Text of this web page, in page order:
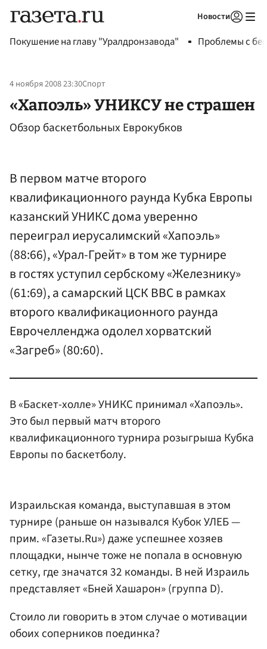
Новости
Покушение на главу "Уралдронзавода" Проблемы с
4 ноября 2008 23:30Спорт
«Хапоэль» УНИКСУ не страшен
Обзор баскетбольных Еврокубков
В первом матче второго
квалификационного раунда Кубка Европы
казанский УНИКС дома уверенно
переиграл иерусалимский «Хапоэль»
(88:66), «Урал-Грейт» в том же турнире
в гостях уступил сербскому «Железнику»
(61:69), а самарский ЦСК ВВС в рамках
второго квалификационного раунда
Еврочелленджа одолел хорватский
«Загреб» (80:60).
В «Баскет-холле» УНИКС принимал «Хапоэль».
Это был первый матч второго
квалификационного турнира розыгрыша Кубка
Европы по баскетболу.
Израильская команда, выступавшая в этом
турнире (раньше он назывался Кубок УЛЕБ —
прим. «Газеты.Ru») даже успешнее хозяев
площадки, нынче тоже не попала в основную
сетку, где значатся 32 команды. В ней Израиль
представляет «Бней Хашарон» (группа D).
Стоило ли говорить в этом случае о мотивации
обоих соперников поединка?